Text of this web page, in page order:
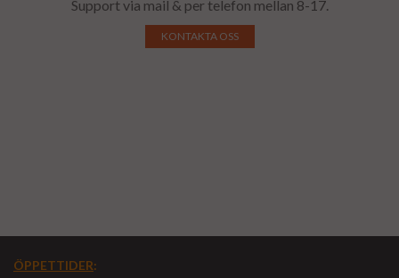
Support via mail & per telefon mellan 8-17.
KONTAKTA OSS
ÖPPETTIDER: